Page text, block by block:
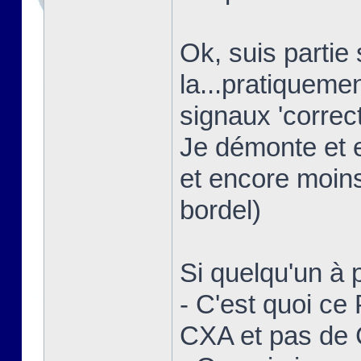
Ok, suis partie
signaux
Je démonte et
et encore
bordel)
Si quelqu'un à
- C'est quoi ce
CXA et pas de